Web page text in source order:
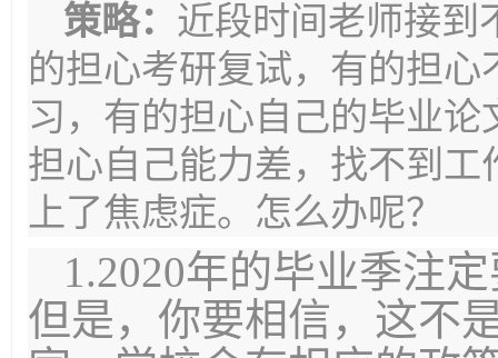
策略： 近段时间老师接到
的担心考研复试，有的担
习，有的担心自己的毕业
担心自己能力差，找不到
上了焦虑症。怎么办呢？
1.2020年的毕业季注
但是，你要相信，这不